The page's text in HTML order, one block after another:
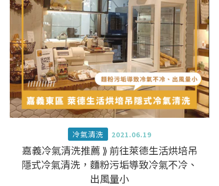
冷氣清洗 2021.06.19
嘉義冷氣清洗推薦 ⟫ 前往萊德生活烘培吊
隱式冷氣清洗，麵粉污垢導致冷氣不冷、
出風量小